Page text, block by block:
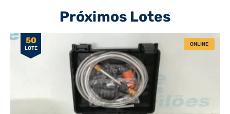
Próximos Lotes
50
LOTE
ONLINE